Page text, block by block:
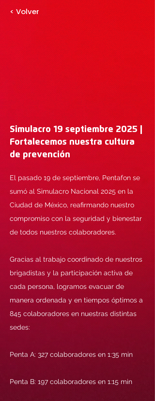
< Volver
Simulacro 19 septiembre 2025 |
Fortalecemos nuestra cultura
de prevención
El pasado 19 de septiembre, Pentafon se
sumó al Simulacro Nacional 2025 en la
Ciudad de México, reafirmando nuestro
compromiso con la seguridad y bienestar
de todos nuestros colaboradores.
Gracias al trabajo coordinado de nuestros
brigadistas y la participación activa de
cada persona, logramos evacuar de
manera ordenada y en tiempos óptimos a
845 colaboradores en nuestras distintas
sedes:
Penta A: 327 colaboradores en 1:35 min
Penta B: 197 colaboradores en 1:15 min